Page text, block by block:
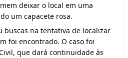
deixar o local em uma
um capacete rosa.
buscas na tentativa de localizar
foi encontrado. O caso foi
que dará continuidade às